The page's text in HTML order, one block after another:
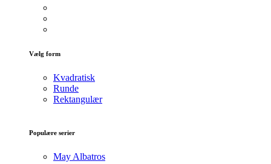
Vælg form
Kvadratisk
Runde
Rektangulær
Populære serier
May Albatros